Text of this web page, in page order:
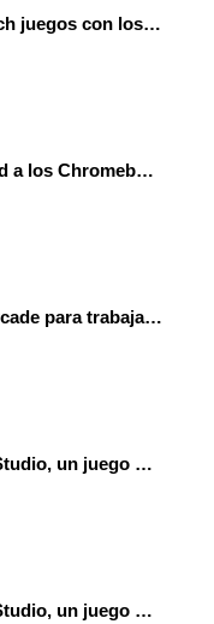
Programa con Scratch juegos con los partidos del mundial 2026 ganados por España
Dale una oportunidad a los Chromebooks y utiliza un proyector para realizar talleres si no tienes pantallas táctiles
Instala MakeCode Arcade para trabajar offline en tu tablet, ordenador, Chromebook
Programa con OctoStudio, un juego de disparos contra Zombies con un cargador basado en el House of the dead
Programa con OctoStudio, un juego homenajeando al House of the dead con Zombies